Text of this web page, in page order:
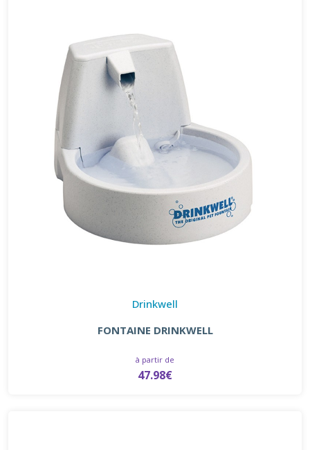
Drinkwell
FONTAINE DRINKWELL
à partir de
47.98€